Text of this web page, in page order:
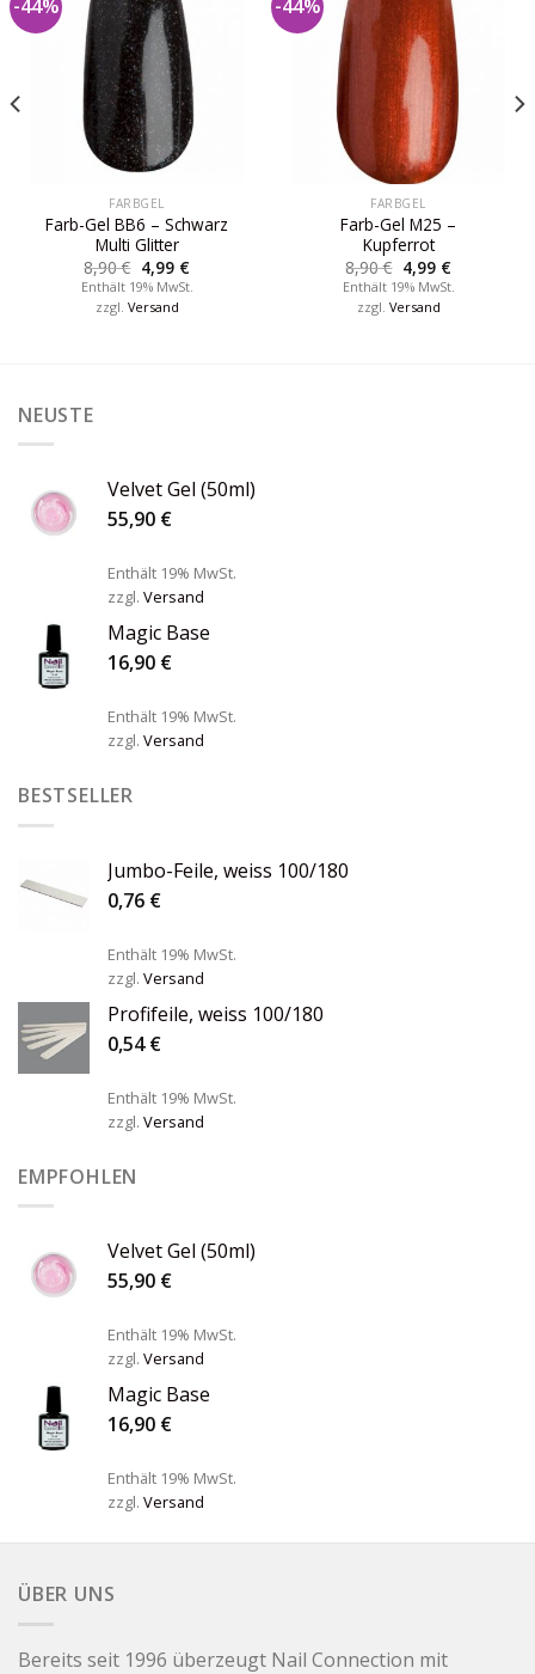
-44%
FARBGEL
Farb-Gel BB6 – Schwarz
Multi Glitter
8,90€ 4,99 €
Enthält 19% MwSt.
zzgl. Versand
-44%
FARBGEL
Farb-Gel M25 –
Kupferrot
8,90€ 4,99 €
Enthält 19% MwSt.
zzgl. Versand
NEUSTE
Velvet Gel (50ml)
55,90 €
Enthält 19% MwSt.
zzgl. Versand
Magic Base
16,90 €
Enthält 19% MwSt.
zzgl. Versand
BESTSELLER
Jumbo-Feile, weiss 100/180
0,76 €
Enthält 19% MwSt.
zzgl. Versand
Profifeile, weiss 100/180
0,54€
Enthält 19% MwSt.
zzgl. Versand
EMPFOHLEN
Velvet Gel (50ml)
55,90 €
Enthält 19% MwSt.
zzgl. Versand
Magic Base
16,90 €
Enthält 19% MwSt.
zzgl. Versand
ÜBER UNS
Bereits seit 1996 überzeugt Nail Connection mit